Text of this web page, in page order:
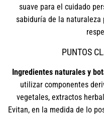
suave para el cuidado
sabiduría de la naturaleza
PUNTOS
Ingredientes naturales y
utilizar componentes
vegetales, extractos
Evitan, en la medida de lo